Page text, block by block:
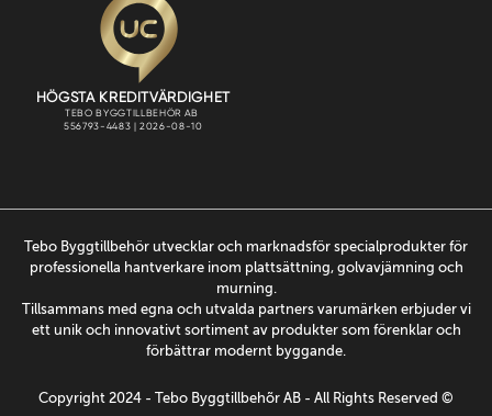
Tebo Byggtillbehör utvecklar och marknadsför specialprodukter för
professionella hantverkare inom plattsättning, golvavjämning och
murning.
Tillsammans med egna och utvalda partners varumärken erbjuder vi
ett unik och innovativt sortiment av produkter som förenklar och
förbättrar modernt byggande.
Copyright 2024 - Tebo Byggtillbehõr AB - All Rights Reserved ©